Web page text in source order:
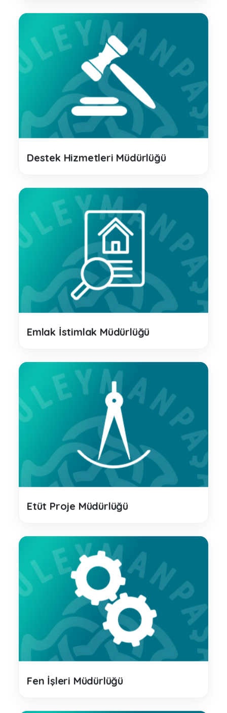
Destek Hizmetleri Müdürlüğü
Emlak İstimlak Müdürlüğü
Etüt Proje Müdürlüğü
Fen İşleri Müdürlüğü